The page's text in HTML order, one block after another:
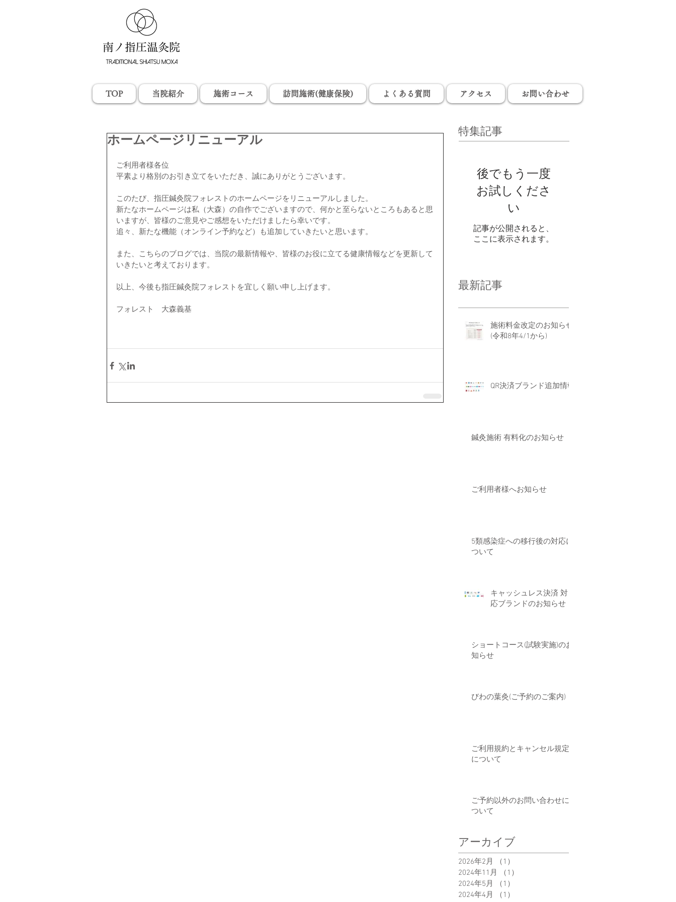
TOP 当院紹介 施術コース 訪問施術(健康保険) よくある質問 アクセス お問い合わせ
ホームページリニューアル
ご利用者様各位
平素より格別のお引き立てをいただき、誠にありがとうございます。
このたび、指圧鍼灸院フォレストのホームページをリニューアルしました。
新たなホームページは私（大森）の自作でございますので、何かと至らないところもあると思
いますが、皆様のご意見やご感想をいただけましたら幸いです。
追々、新たな機能（オンライン予約など）も追加していきたいと思います。
また、こちらのブログでは、当院の最新情報や、皆様のお役に立てる健康情報などを更新して
いきたいと考えております。
以上、今後も指圧鍼灸院フォレストを宜しく願い申し上げます。
フォレスト　大森義基
特集記事
後でもう一度
お試しくださ
い
記事が公開されると、
ここに表示されます。
最新記事
施術料金改定のお知らせ
(令和8年4/1から)
QR決済ブランド追加情報
鍼灸施術 有料化のお知らせ
ご利用者様へお知らせ
5類感染症への移行後の対応に
ついて
キャッシュレス決済 対
応ブランドのお知らせ
ショートコース(試験実施)のお
知らせ
びわの葉灸(ご予約のご案内)
ご利用規約とキャンセル規定
について
ご予約以外のお問い合わせに
ついて
アーカイブ
2026年2月 （1）
2024年11月
（1）
2024年5月
（1）
2024年4月
（1）